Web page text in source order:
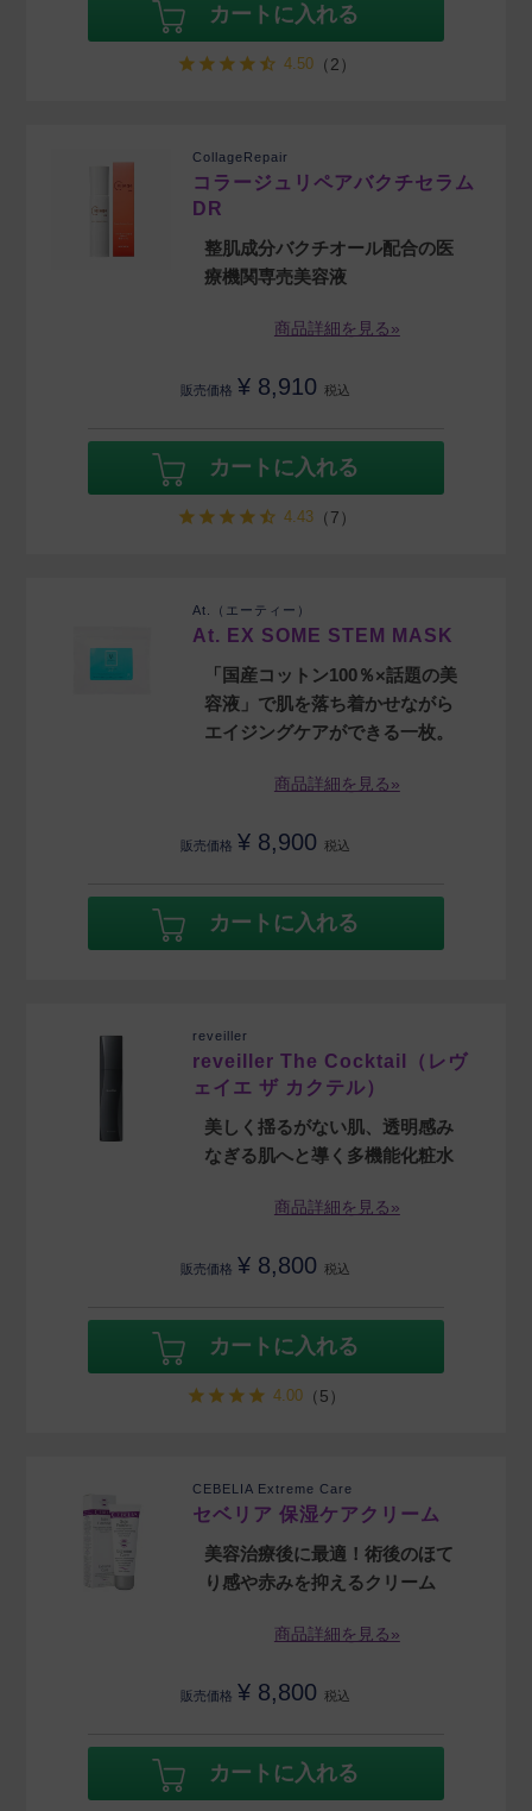
カートに入れる
4.50（2）
CollageRepair
コラージュリペアバクチセラム
DR
整肌成分バクチオール配合の医
療機関専売美容液
商品詳細を見る»
販売価格 ¥ 8,910 税込
カートに入れる
4.43（7）
At.（エーティー）
At. EX SOME STEM MASK
「国産コットン100％×話題の美
容液」で肌を落ち着かせながら
エイジングケアができる一枚。
商品詳細を見る»
販売価格 ¥ 8,900 税込
カートに入れる
reveiller
reveiller The Cocktail（レヴ
ェイエ ザ カクテル）
美しく揺るがない肌、透明感み
なぎる肌へと導く多機能化粧水
商品詳細を見る»
販売価格 ¥ 8,800 税込
カートに入れる
4.00 （5）
CEBELIA Extreme Care
セベリア 保湿ケアクリーム
美容治療後に最適！術後のほて
り感や赤みを抑えるクリーム
商品詳細を見る»
販売価格 ¥ 8,800 税込
カートに入れる